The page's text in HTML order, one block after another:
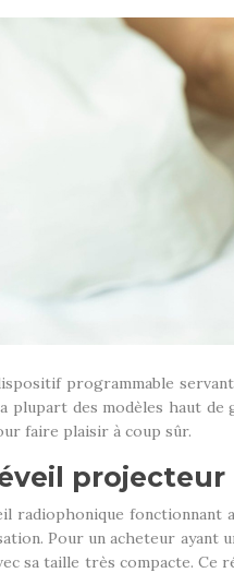
programmable
des modèles haut de
faire plaisir à coup sûr.
projecteur
radiophonique fonctionnant
Pour un acheteur
sa taille très compacte. Ce